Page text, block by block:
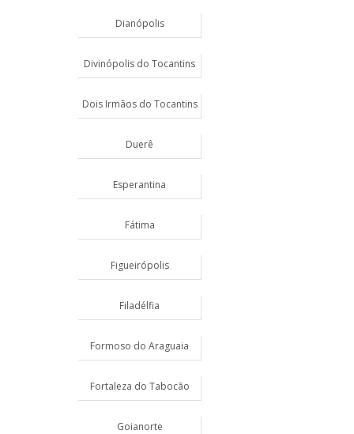
Dianópolis
Divinópolis do Tocantins
Dois Irmãos do Tocantins
Duerê
Esperantina
Fátima
Figueirópolis
Filadélfia
Formoso do Araguaia
Fortaleza do Tabocão
Goianorte